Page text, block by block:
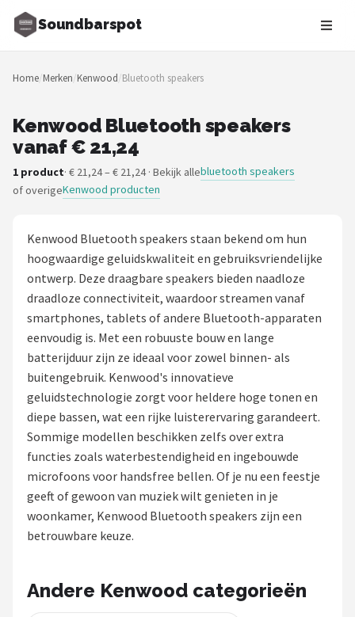
Soundbarspot
Zoeken
NAVIGATIE
Merken
Blog
Sonos
JBL
Samsung
Shop
POPULAIRE MERKEN
Power Dynamics
Soundskins
Teufel
JBL
Home/Merken/Kenwood/Bluetooth speakers
Kenwood Bluetooth speakers
vanaf € 21,24
1 product· € 21,24 – € 21,24 · Bekijk allebluetooth speakers
of overigeKenwood producten
Kenwood Bluetooth speakers staan bekend om hun
hoogwaardige geluidskwaliteit en gebruiksvriendelijke
ontwerp. Deze draagbare speakers bieden naadloze
draadloze connectiviteit, waardoor streamen vanaf
smartphones, tablets of andere Bluetooth-apparaten
eenvoudig is. Met een robuuste bouw en lange
batterijduur zijn ze ideaal voor zowel binnen- als
buitengebruik. Kenwood's innovatieve
geluidstechnologie zorgt voor heldere hoge tonen en
diepe bassen, wat een rijke luisterervaring garandeert.
Sommige modellen beschikken zelfs over extra
functies zoals waterbestendigheid en ingebouwde
microfoons voor handsfree bellen. Of je nu een feestje
geeft of gewoon van muziek wilt genieten in je
woonkamer, Kenwood Bluetooth speakers zijn een
betrouwbare keuze.
Andere Kenwood categorieën